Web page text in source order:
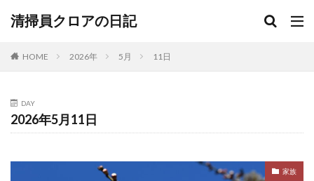
清掃員クロアの日記
HOME 2026年 5月 11日
DAY
2026年5月11日
家族